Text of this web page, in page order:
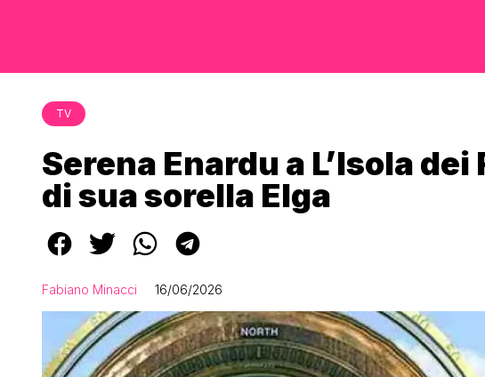
TV
Serena Enardu a L’Isola
di sua sorella Elga
Fabiano Minacci 16/06/2026